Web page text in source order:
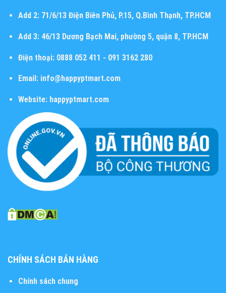
Add 2:71/6/13 Điện Biên Phủ, P.15, Q.Bình Thạnh, TP.HCM
Add 3:46/13 Dương Bạch Mai, phường 5, quận 8, TP.HCM
Điện thoại:0888 052 411 - 091 3162 280
Email:info@happyptmart.com
Website: happyptmart.com
CHÍNH SÁCH BÁN HÀNG
Chính sách chung